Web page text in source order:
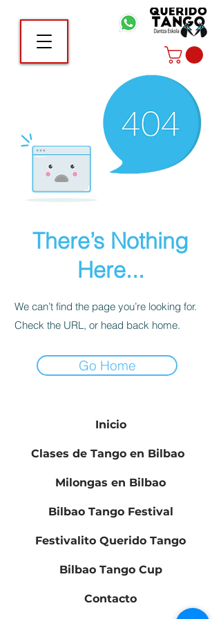
There’s Nothing
Here...
We can’t find the page you’re looking for.
Check the URL, or head back home.
Go Home
Inicio
Clases de Tango en Bilbao
Milongas en Bilbao
Bilbao Tango Festival
Festivalito Querido Tango
Bilbao Tango Cup
Contacto